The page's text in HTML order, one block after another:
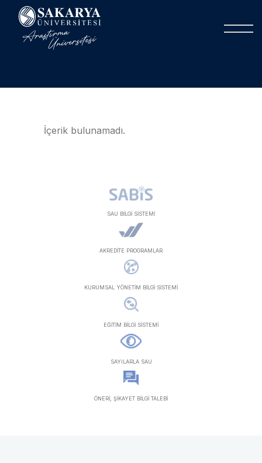
İçerik bulunamadı.
SAU BİLGİ SİSTEMİ
AKREDİTE PROGRAMLAR
KURUMSAL YÖNETİM BİLGİ SİSTEMİ
EĞİTİM BİLGİ SİSTEMİ
SAYILARLA SAU
ÖNERİ, ŞİKAYET BİLGİ TALEBİ